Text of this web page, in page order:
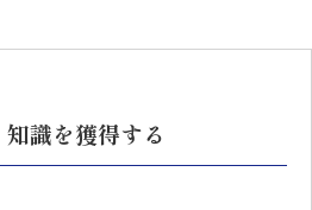
識を獲得する